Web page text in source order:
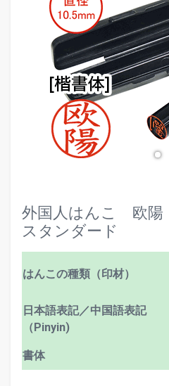
外国人はんこ 欧陽
スタンダード
はんこの種類（印材）
日本語表記／中国語表記
（Pinyin)
書体